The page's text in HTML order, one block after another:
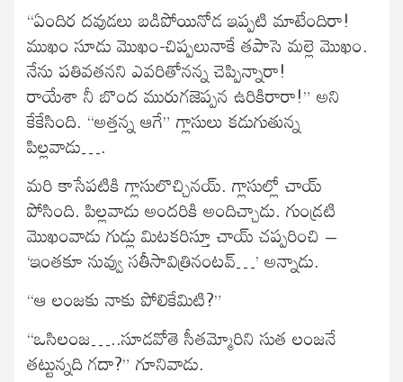
“ఏందిర దవుడలు బడిపోయినోడ ఇప్పటి మాటేందిరా!
ముఖం సూడు మొఖం-చిప్పలునాకే తపాసె మల్లె మొఖం.
నేను పతివతనని ఎవరితోనన్న చెప్పిన్నారా!
రాయేశా నీ బొంద మురుగజెప్పన ఉరికిరారా!” అని
కేకేసింది. “అత్తన్న ఆగే” గ్లాసులు కడుగుతున్న
పిల్లవాడు….
మరి కాసేపటికి గ్లాసులొచ్చినయ్. గ్లాసుల్లో చాయ్
పోసింది. పిల్లవాడు అందరికి అందిచ్చాడు. గుండ్రటి
మొఖంవాడు గుడ్లు మిటకరిస్తూ చాయ్ చప్పరించి –
‘ఇంతకూ నువ్వు సతీసావిత్రినంటవ్…’ అన్నాడు.
“ఆ లంజకు నాకు పోలికేమిటి?”
“ఒసిలంజ…..సూడవోతె సీతమ్మోరిని సుత లంజనే
తట్టున్నది గదా?” గూనివాడు.